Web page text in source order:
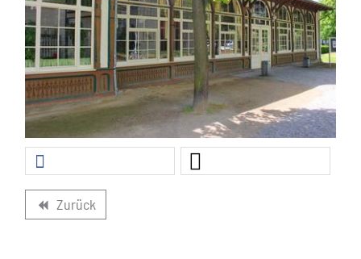
backward Zurück